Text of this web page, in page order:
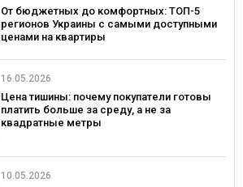
От бюджетных до комфортных: ТОП-5
регионов Украины с самыми доступными
ценами на квартиры
16.05.2026
Цена тишины: почему покупатели готовы
платить больше за среду, а не за
квадратные метры
10.05.2026